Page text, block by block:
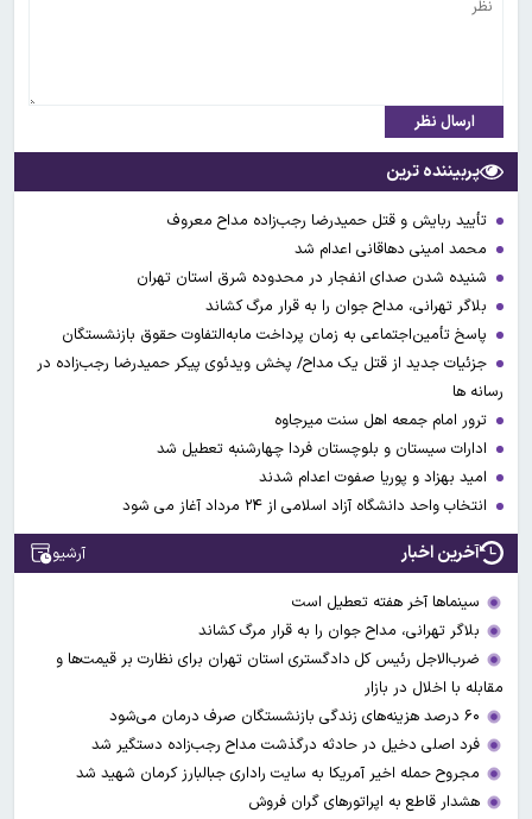
ارسال نظر
پربیننده ترین
تأیید ربایش و قتل حمیدرضا رجب‌زاده مداح معروف
محمد امینی دهاقانی اعدام شد
شنیده شدن صدای انفجار در محدوده شرق استان تهران
بلاگر تهرانی، مداح جوان را به قرار مرگ کشاند
پاسخ تأمین‌اجتماعی به زمان پرداخت مابه‌التفاوت حقوق بازنشستگان
جزئیات جدید از قتل یک مداح/ پخش ویدئوی پیکر حمیدرضا رجب‌زاده در
رسانه ها
ترور امام جمعه اهل سنت میرجاوه
ادارات سیستان و بلوچستان فردا چهارشنبه تعطیل شد
امید بهزاد و پوریا صفوت اعدام شدند
انتخاب واحد دانشگاه آزاد اسلامی از ۲۴ مرداد آغاز می شود
آخرین اخبار آرشیو
سینماها آخر هفته تعطیل است
بلاگر تهرانی، مداح جوان را به قرار مرگ کشاند
ضرب‌الاجل رئیس کل دادگستری استان تهران برای نظارت بر قیمت‌ها و
مقابله با اخلال در بازار
۶۰ درصد هزینه‌های زندگی بازنشستگان صرف درمان می‌شود
فرد اصلی دخیل در حادثه درگذشت مداح رجب‌زاده دستگیر شد
مجروح حمله اخیر آمریکا به سایت راداری جبالبارز کرمان شهید شد
هشدار قاطع به اپراتورهای گران فروش